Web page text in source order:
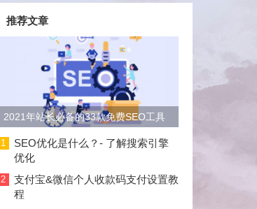
推荐文章
2021年站长必备的33款免费SEO工具
大合集
1
SEO优化是什么？- 了解搜索引擎
优化
2
支付宝&微信个人收款码支付设置教
程